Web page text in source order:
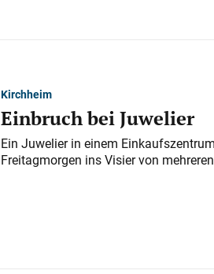
Kirchheim
Einbruch bei Juwelier
Ein Juwelier in einem
Freitagmorgen ins Visier von